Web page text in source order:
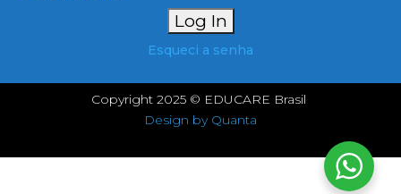
Esqueci a senha
Copyright 2025 © EDUCARE Brasil
Design by Quanta